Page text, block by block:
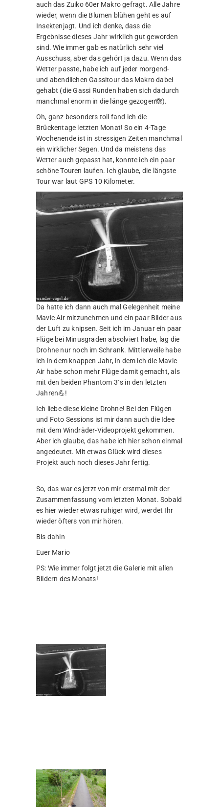
auch das Zuiko 60er Makro gefragt. Alle Jahre
wieder, wenn die Blumen blühen geht es auf
Insektenjagt. Und ich denke, dass die
Ergebnisse dieses Jahr wirklich gut geworden
sind. Wie immer gab es natürlich sehr viel
Ausschuss, aber das gehört ja dazu. Wenn das
Wetter passte, habe ich auf jeder morgend-
und abendlichen Gassitour das Makro dabei
gehabt (die Gassi Runden haben sich dadurch
manchmal enorm in die länge gezogen🙈).
Oh, ganz besonders toll fand ich die
Brückentage letzten Monat! So ein 4-Tage
Wochenende ist in stressigen Zeiten manchmal
ein wirklicher Segen. Und da meistens das
Wetter auch gepasst hat, konnte ich ein paar
schöne Touren laufen. Ich glaube, die längste
Tour war laut GPS 10 Kilometer.
Da hatte ich dann auch mal Gelegenheit meine
Mavic Air mitzunehmen und ein paar Bilder aus
der Luft zu knipsen. Seit ich im Januar ein paar
Flüge bei Minusgraden absolviert habe, lag die
Drohne nur noch im Schrank. Mittlerweile habe
ich in dem knappen Jahr, in dem ich die Mavic
Air habe schon mehr Flüge damit gemacht, als
mit den beiden Phantom 3´s in den letzten
Jahren💪!
Ich liebe diese kleine Drohne! Bei den Flügen
und Foto Sessions ist mir dann auch die Idee
mit dem Windräder-Videoprojekt gekommen.
Aber ich glaube, das habe ich hier schon einmal
angedeutet. Mit etwas Glück wird dieses
Projekt auch noch dieses Jahr fertig.
So, das war es jetzt von mir erstmal mit der
Zusammenfassung vom letzten Monat. Sobald
es hier wieder etwas ruhiger wird, werdet Ihr
wieder öfters von mir hören.
Bis dahin
Euer Mario
PS: Wie immer folgt jetzt die Galerie mit allen
Bildern des Monats!